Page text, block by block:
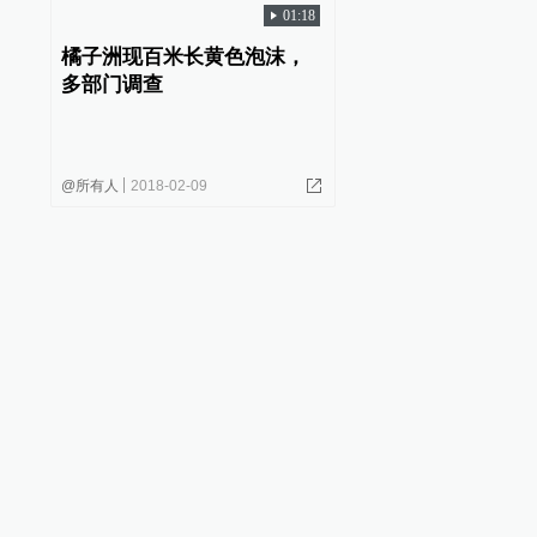
01:18
橘子洲现百米长黄色泡沫，
多部门调查
@所有人 2018-02-09